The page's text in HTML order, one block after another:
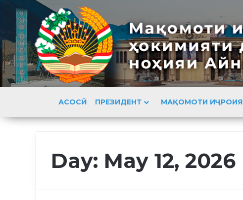
АСОСӢ ПРЕЗИДЕНТ МАҚОМОТИ ИҶРОИЯ
Day: May 12, 2026